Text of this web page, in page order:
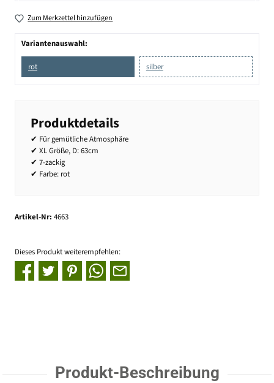
Zum Merkzettel hinzufügen
Variantenauswahl:
rot silber
Produktdetails
✔ Für gemütliche Atmosphäre
✔ XL Größe, D: 63cm
✔ 7-zackig
✔ Farbe: rot
Artikel-Nr: 4663
Dieses Produkt weiterempfehlen:
Produkt-Beschreibung